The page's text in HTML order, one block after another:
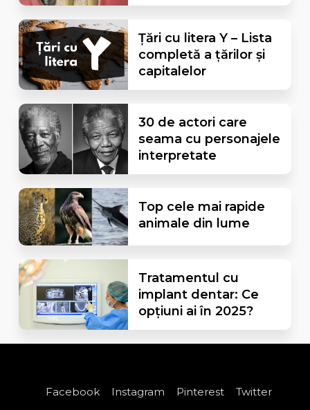
Țări cu litera Y – Lista
completă a țărilor și
capitalelor
30 de actori care
seama cu personajele
interpretate
Top cele mai rapide
animale din lume
Tratamentul cu
implant dentar: Ce
opțiuni ai în 2025?
Facebook Instagram Pinterest Twitter